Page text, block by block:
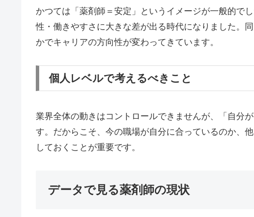
かつては「薬剤師＝安定」というイメージが一般的で
性・働きやすさに大きな差が出る時代になりました。
かでキャリアの方向性が変わってきています。
個人レベルで考えるべきこと
業界全体の動きはコントロールできませんが、「自分
す。だからこそ、今の職場が自分に合っているのか、
しておくことが重要です。
データで見る薬剤師の現状